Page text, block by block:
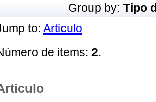
Group by: Tipo
to: Articulo
de items: 2.